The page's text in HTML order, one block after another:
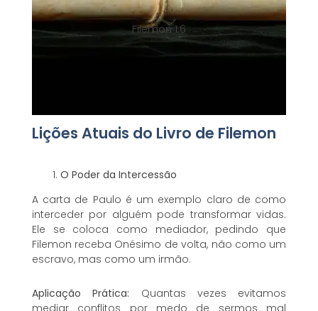
Filemon 1.6
Lições Atuais do Livro de Filemon
O Poder da Intercessão
A carta de Paulo é um exemplo claro de como
interceder por alguém pode transformar vidas.
Ele se coloca como mediador, pedindo que
Filemon receba Onésimo de volta, não como um
escravo, mas como um irmão.
Aplicação Prática: Quantas vezes evitamos